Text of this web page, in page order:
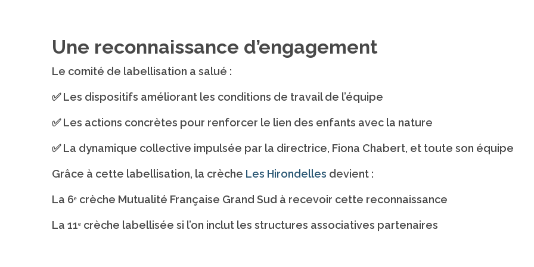
Une reconnaissance d’engagement
Le comité de labellisation a salué :
✅ Les dispositifs améliorant les conditions de travail de l’équipe
✅ Les actions concrètes pour renforcer le lien des enfants avec la nature
✅ La dynamique collective impulsée par la directrice, Fiona Chabert, et toute son équipe
Grâce à cette labellisation, la crèche Les Hirondelles devient :
La 6ᵉ crèche Mutualité Française Grand Sud à recevoir cette reconnaissance
La 11ᵉ crèche labellisée si l’on inclut les structures associatives partenaires